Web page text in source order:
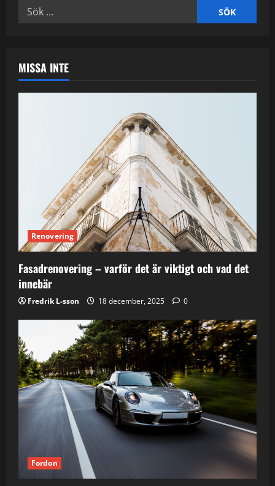
Sök
MISSA INTE
Renovering
Fasadrenovering – varför det är viktigt och vad det
innebär
Fredrik L-sson 18 december, 2025 0
Fordon